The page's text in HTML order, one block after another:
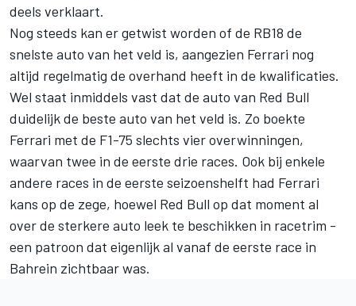
deels verklaart.
Nog steeds kan er getwist worden of de RB18 de
snelste auto van het veld is, aangezien Ferrari nog
altijd regelmatig de overhand heeft in de kwalificaties.
Wel staat inmiddels vast dat de auto van Red Bull
duidelijk de beste auto van het veld is. Zo boekte
Ferrari met de F1-75 slechts vier overwinningen,
waarvan twee in de eerste drie races. Ook bij enkele
andere races in de eerste seizoenshelft had Ferrari
kans op de zege, hoewel Red Bull op dat moment al
over de sterkere auto leek te beschikken in racetrim -
een patroon dat eigenlijk al vanaf de eerste race in
Bahrein zichtbaar was.